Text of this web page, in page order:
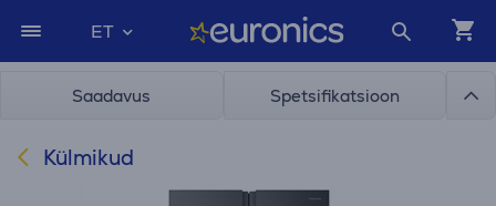
ET
Saadavus Spetsifikatsioon
Külmikud